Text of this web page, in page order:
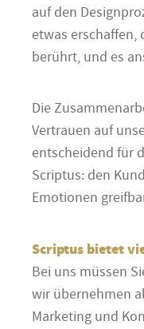
auf den
etwas erschaffen,
berührt, und es
Die
Vertrauen auf
entscheidend für
Scriptus: den
Emotionen
Scriptus bietet
Bei uns müssen
wir übernehmen
Marketing und